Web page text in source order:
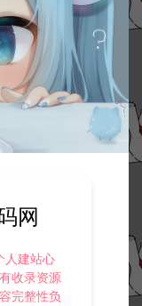
网
人建站心
收录资源
完整性负